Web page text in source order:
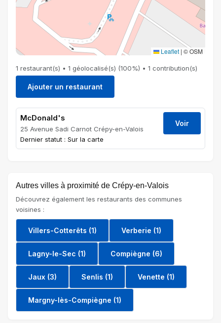
Leaflet | © OSM
1 restaurant(s) • 1 géolocalisé(s) (100%) • 1 contribution(s)
Ajouter un restaurant
McDonald's
25 Avenue Sadi Carnot Crépy-en-Valois
Dernier statut : Sur la carte
Voir
Autres villes à proximité de Crépy-en-Valois
Découvrez également les restaurants des communes
voisines :
Villers-Cotterêts (1) Verberie (1)
Lagny-le-Sec (1) Compiègne (6)
Jaux (3) Senlis (1) Venette (1)
Margny-lès-Compiègne (1)